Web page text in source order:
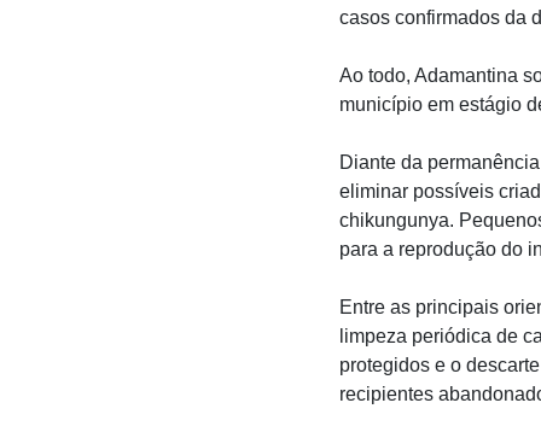
casos confirmados da
Ao todo, Adamantina
município em estágio
Diante da
eliminar possíveis
chikungunya.
para a reprodução do
Entre as principais
limpeza periódica de
protegidos e o
recipientes